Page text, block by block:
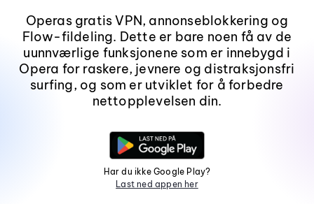
Operas gratis VPN, annonseblokkering og
Flow-fildeling. Dette er bare noen få av de
uunnværlige funksjonene som er innebygd i
Opera for raskere, jevnere og distraksjonsfri
surfing, og som er utviklet for å forbedre
nettopplevelsen din.
Har du ikke Google Play?
Last ned appen her